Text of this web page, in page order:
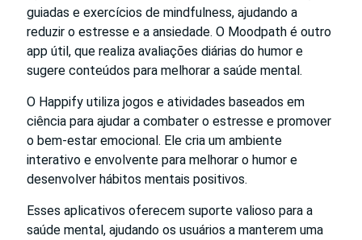
guiadas e exercícios de mindfulness, ajudando a
reduzir o estresse e a ansiedade. O Moodpath é outro
app útil, que realiza avaliações diárias do humor e
sugere conteúdos para melhorar a saúde mental.
O Happify utiliza jogos e atividades baseados em
ciência para ajudar a combater o estresse e promover
o bem-estar emocional. Ele cria um ambiente
interativo e envolvente para melhorar o humor e
desenvolver hábitos mentais positivos.
Esses aplicativos oferecem suporte valioso para a
saúde mental, ajudando os usuários a manterem uma